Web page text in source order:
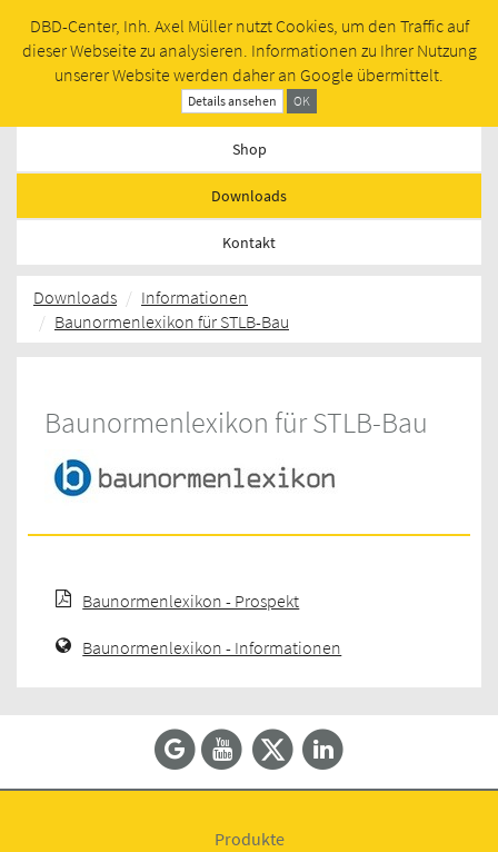
Termine
Shop
Downloads
Kontakt
Downloads
Informationen
Baunormenlexikon für STLB-Bau
Baunormenlexikon für STLB-Bau
Baunormenlexikon - Prospekt
Baunormenlexikon - Informationen
Produkte
DBD-Center, Inh. Axel Müller nutzt Cookies, um den Traffic auf
dieser Webseite zu analysieren. Informationen zu Ihrer Nutzung
unserer Website werden daher an Google übermittelt.
Details ansehen OK